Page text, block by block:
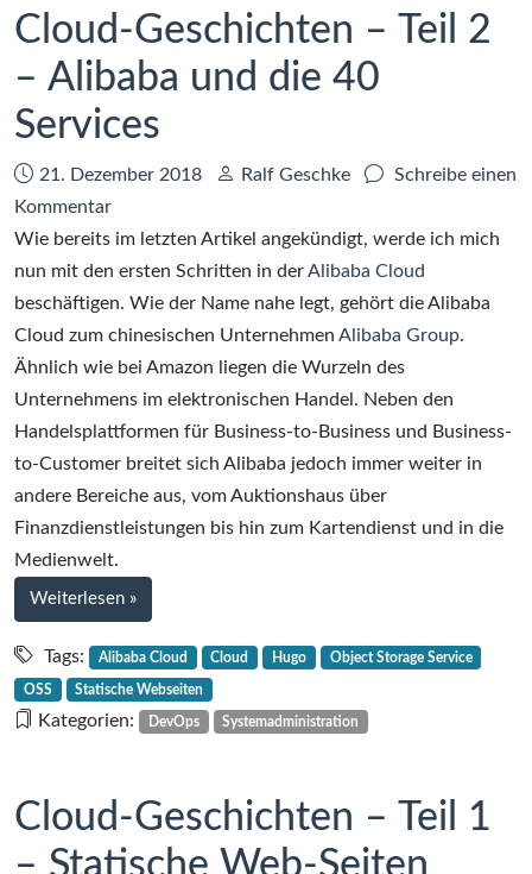
Hosting
mit
Object
Storage
Service
Cloud-Geschichten – Teil 2
– Alibaba und die 40
Services
Datum:
21. Dezember 2018 Autor:
Ralf Geschke
Schreibe einen
Kommentarzu
Cloud-
Geschichten
–
Teil
2
–
Alibaba
und
die
40
Services
Wie bereits im letzten Artikel angekündigt, werde ich mich
nun mit den ersten Schritten in derAlibaba Cloud
beschäftigen. Wie der Name nahe legt, gehört die Alibaba
Cloud zum chinesischen Unternehmen Alibaba Group.
Ähnlich wie bei Amazon liegen die Wurzeln des
Unternehmens im elektronischen Handel. Neben den
Handelsplattformen für Business-to-Business und Business-
to-Customer breitet sich Alibaba jedoch immer weiter in
andere Bereiche aus, vom Auktionshaus über
Finanzdienstleistungen bis hin zum Kartendienst und in die
Medienwelt.
Weiterlesen bei
Cloud-
Geschichten
–
Teil
Alibaba
und
die
»
Tags: Alibaba Cloud Cloud Hugo Object Storage Service
OSS Statische Webseiten
Kategorien: DevOps Systemadministration
Cloud-Geschichten – Teil 1